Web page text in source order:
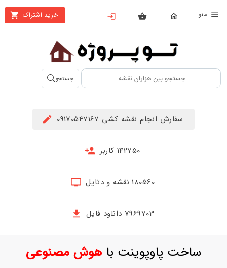
خرید اشتراک
بستن
محصولات
تهیه
اشتراک
حساب
جستجو
سفارش انجام نقشه کشی 09170547167
142750 کاربر
180560 نقشه و دتایل
7969703 دانلود فایل
ساخت پاوپوینت باهوش مصنوعی